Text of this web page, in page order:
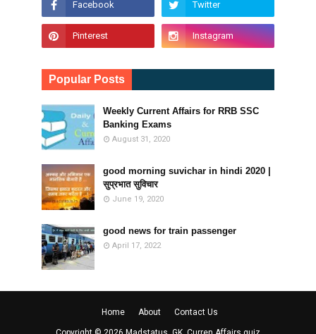
Popular Posts
Weekly Current Affairs for RRB SSC
Banking Exams
August 31, 2020
good morning suvichar in hindi 2020 |
सुप्रभात सुविचार
June 19, 2020
good news for train passenger
April 17, 2022
Home About Contact Us